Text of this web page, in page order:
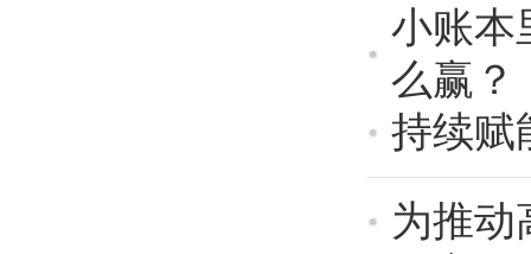
小账本
么赢？
持续赋
为推动